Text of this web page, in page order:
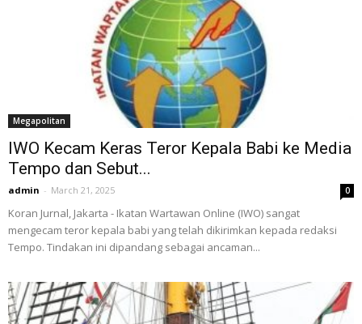
Megapolitan
IWO Kecam Keras Teror Kepala Babi ke Media
Tempo dan Sebut...
admin - March 21, 2025 0
Koran Jurnal, Jakarta - Ikatan Wartawan Online (IWO) sangat
mengecam teror kepala babi yang telah dikirimkan kepada redaksi
Tempo. Tindakan ini dipandang sebagai ancaman...